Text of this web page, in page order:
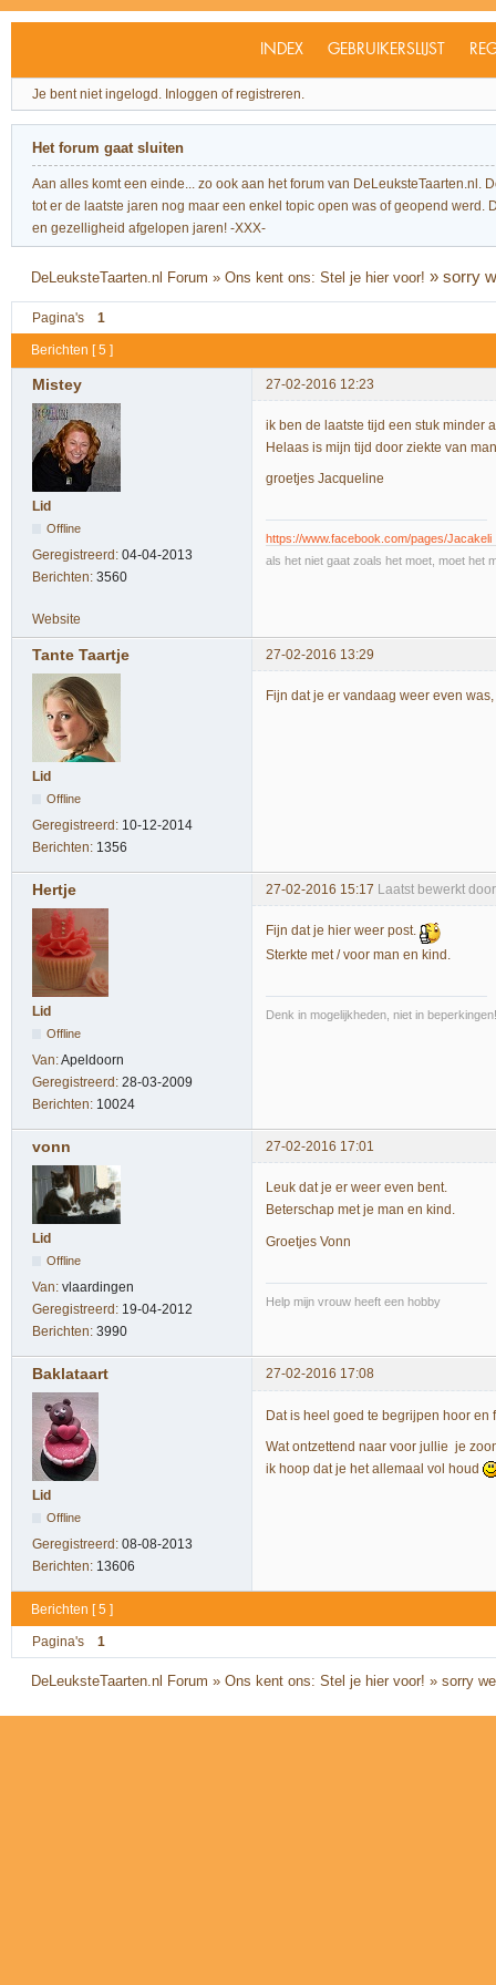
INDEX GEBRUIKERSLIJST
Je bent niet ingelogd. Inloggen of registreren.
Het forum gaat sluiten
Aan alles komt een einde... zo ook aan het forum van
tot er de laatste jaren nog maar een enkel topic open was of geopend
en gezelligheid afgelopen jaren! -XXX-
DeLeuksteTaarten.nl Forum »Ons kent ons: Stel je hier voor! »sorry
Pagina's 1
Berichten [ 5 ]
Mistey 27-02-2016 12:23
Lid
Offline
Geregistreerd: 04-04-2013
Berichten: 3560
ik ben de laatste tijd een stuk minder
Helaas is mijn tijd door ziekte van
groetjes Jacqueline
https://www.facebook.com/pages/
als het niet gaat zoals het moet, moet het
Website
Tante Taartje 27-02-2016 13:29
Lid
Offline
Geregistreerd: 10-12-2014
Berichten: 1356
Fijn dat je er vandaag weer even
Hertje 27-02-2016 15:17 Laatst bewerkt
Lid
Offline
Van:Apeldoorn
Geregistreerd: 28-03-2009
Berichten: 10024
Fijn dat je hier weer post.
Sterkte met / voor man en kind.
Denk in mogelijkheden, niet in beperkingen!
vonn 27-02-2016 17:01
Lid
Offline
Van: vlaardingen
Geregistreerd: 19-04-2012
Berichten: 3990
Leuk dat je er weer even bent.
Beterschap met je man en kind.
Groetjes Vonn
Help mijn vrouw heeft een hobby
Baklataart 27-02-2016 17:08
Lid
Offline
Geregistreerd: 08-08-2013
Berichten: 13606
Dat is heel goed te begrijpen hoor en
Wat ontzettend naar voor jullie je
ik hoop dat je het allemaal vol houd
Berichten [ 5 ]
Pagina's 1
DeLeuksteTaarten.nl Forum »Ons kent ons: Stel je hier voor! »sorry